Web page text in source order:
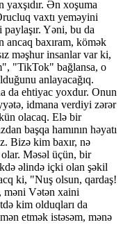
yaxşıdır. Ən xoşuma
vaxtı yeməyini
Yəni, bu da
baxıram, kömək
məşhur insanlar var ki,
"TikTok" bağlansa, o
anlayacağıq.
da ehtiyac yoxdur. Onun
idmana verdiyi zərər
olacaq. Elə bir
başqa hamının həyatı
Bizə kim baxır, nə
Məsəl üçün, bir
əlində içki olan şəkil
ki, "Nuş olsun, qardaş!
məni Vətən xaini
kim olduqları da
etmək istəsəm, mənə